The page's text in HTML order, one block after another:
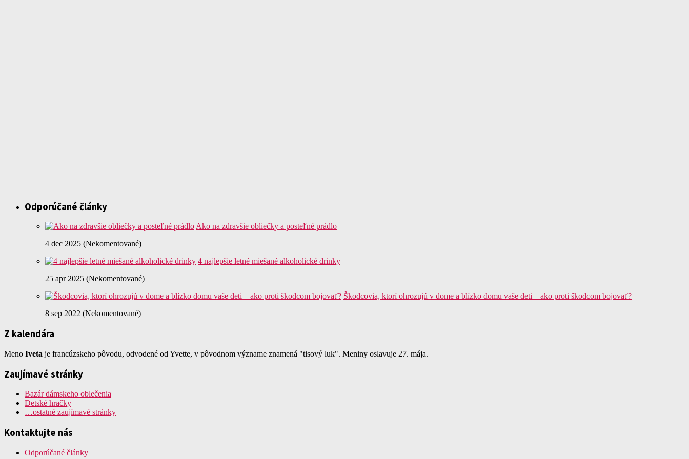
Odporúčané články
Ako na zdravšie obliečky a posteľné prádlo
4 dec 2025 (Nekomentované)
4 najlepšie letné miešané alkoholické drinky
25 apr 2025 (Nekomentované)
Škodcovia, ktorí ohrozujú v dome a blízko domu vaše deti – ako proti škodcom bojovať?
8 sep 2022 (Nekomentované)
Z kalendára
Meno Iveta je francúzskeho pôvodu, odvodené od Yvette, v pôvodnom význame znamená "tisový luk". Meniny oslavuje 27. mája.
Zaujímavé stránky
Bazár dámskeho oblečenia
Detské hračky
…ostatné zaujímavé stránky
Kontaktujte nás
Odporúčané články